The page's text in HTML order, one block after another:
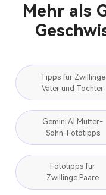
Mehr als
Tipps für Zwillinge
Vater und Tochter
Gemini AI Mutter-
Sohn-Fototipps
Fototipps für
Zwillinge Paare